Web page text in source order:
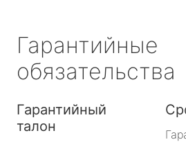
Гарантийные
обязательства
Гарантийный
талон